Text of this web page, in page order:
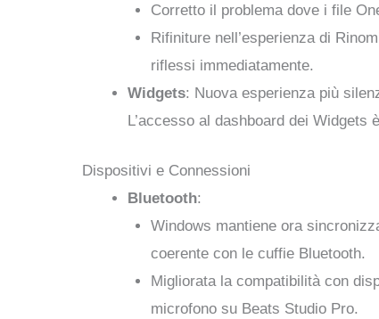
Corretto il problema dove i file
Rifiniture nell’esperienza di
riflessi immediatamente.
Widgets: Nuova esperienza più
L’accesso al dashboard dei
Dispositivi e Connessioni
Bluetooth:
Windows mantiene ora
coerente con le cuffie Bluetooth.
Migliorata la compatibilità con
microfono su Beats Studio Pro.